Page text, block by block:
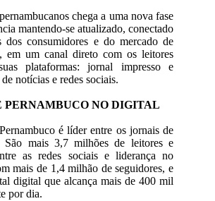
chega a uma nova fase
mantendo-se atualizado, conectado
dos consumidores e do mercado de
em um canal direto com os leitores
plataformas: jornal impresso e
notícias e redes sociais.
PERNAMBUCO NO DIGITAL
é líder entre os jornais de
São mais 3,7 milhões de leitores e
as redes sociais e liderança no
mais de 1,4 milhão de seguidores, e
digital que alcança mais de 400 mil
por dia.